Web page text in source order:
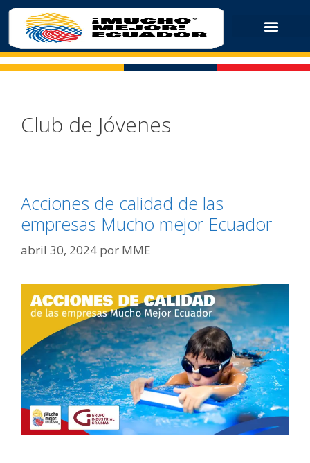
Club de Jóvenes
Acciones de calidad de las
empresas Mucho mejor Ecuador
abril 30, 2024 por MME